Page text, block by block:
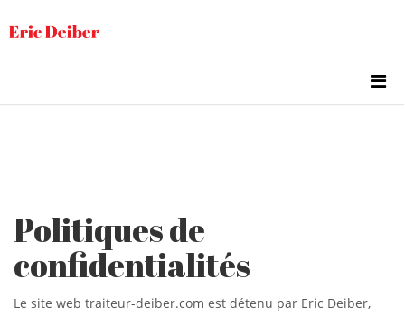
Politiques de
confidentialités
Le site web traiteur-deiber.com est détenu par Eric Deiber,